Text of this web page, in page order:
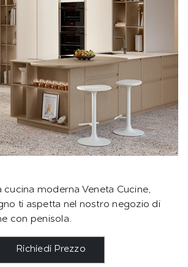
cucina moderna Veneta Cucine,
ti aspetta nel nostro negozio di
con penisola.
Richiedi Prezzo